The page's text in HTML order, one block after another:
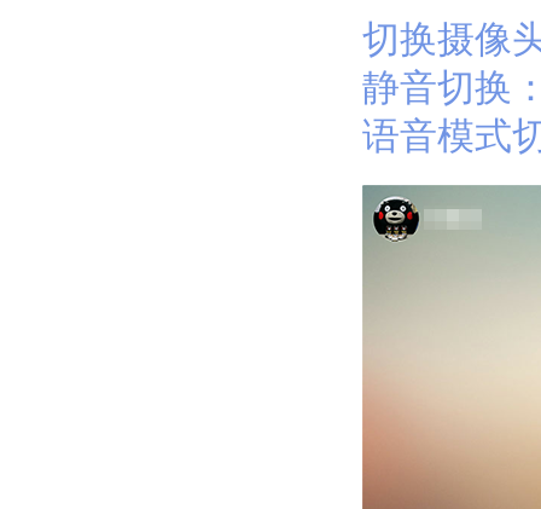
切换摄像
静音切换
语音模式